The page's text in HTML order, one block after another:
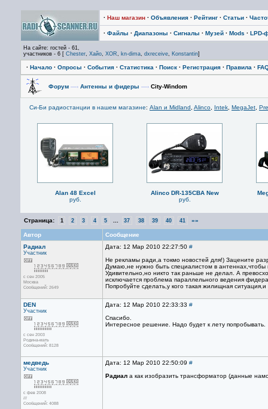
· Наш магазин · Объявления · Рейтинг · Статьи ·
· Файлы · Диапазоны · Сигналы · Музей · Mods · LPD-
На сайте: гостей - 61,
участников - 6 [ Chester, Хайо, XOR, kn-dima, dxreceive, Konstantin]
· Начало · Опросы · События · Статистика · Поиск · Регистрация · Правила ·
Форум —› Антенны и фидеры —› City-Windom
Си-Би радиостанции в нашем магазине: Alan и Midland Alinco Intek MegaJet
Alan 48 Excel
руб.
Alinco DR-135CBA New
руб.
Страница: 1 2 3 4 5 37 38 39 40 41 »»
Автор
Сообщение
Радиал
Участник
с сен 2005
Москва
Сообщений: 2649
Дата: 12 Мар 2010 22:27:50 #
Не рекламы ради,а токмо новостей для!) Зацените
Думаю,не нужно быть специалистом в антеннах,чтобы
Удивительно,но никто так раньше не делал. А
исключается проблема параллельного ведения
Попробуйте сделать,у кого такая жилищная ситуация,и
DEN
Участник
с сен 2003
Родина-мать
Сообщений: 8128
Дата: 12 Мар 2010 22:33:33 #
Спасибо.
Интересное решение. Надо будет к лету попробывать.
медведь
Участник
с фев 2008
///
Сообщений: 4088
Дата: 12 Мар 2010 22:50:09 #
Радиал а как изобразить трансформатор (данные